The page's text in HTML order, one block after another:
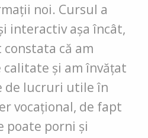
noi. Cursul a
interactiv aşa încât,
că am
şi am învăţat
de lucruri utile în
vocațional, de fapt
poate porni şi